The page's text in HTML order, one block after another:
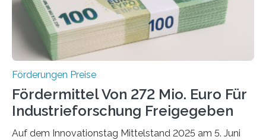
Förderungen Preise
Fördermittel Von 272 Mio. Euro Für
Industrieforschung Freigegeben
Auf dem Innovationstag Mittelstand 2025 am 5. Juni